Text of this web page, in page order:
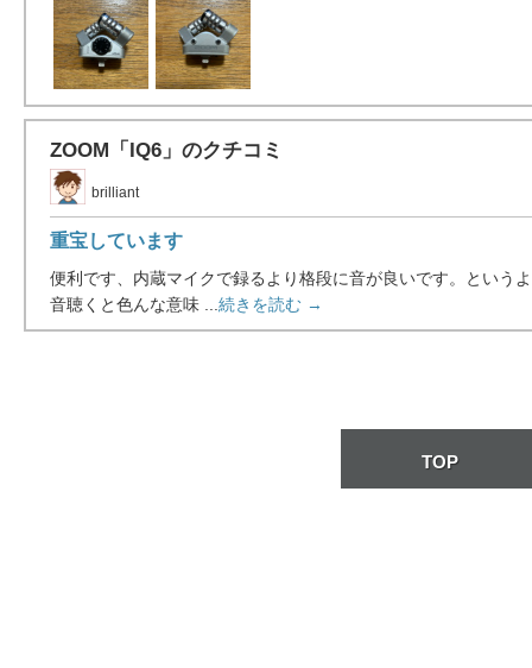
ZOOM「IQ6」のクチコミ
brilliant
重宝しています
便利です、内蔵マイクで録るより格段に音が良いです。という
音聴くと色んな意味 ... 続きを読む →
TOP